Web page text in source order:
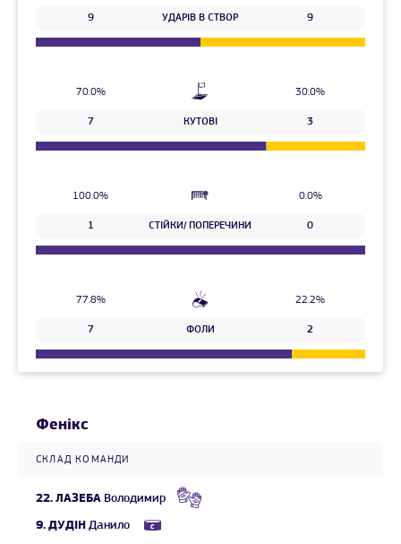
9 УДАРІВ В СТВОР 9
70.0% 30.0%
7 КУТОВІ 3
100.0% 0.0%
1 СТІЙКИ/ ПОПЕРЕЧИНИ 0
77.8% 22.2%
7 ФОЛИ 2
Фенікс
СКЛАД КОМАНДИ
22. ЛАЗЕБА Володимир
9. ДУДІН Данило